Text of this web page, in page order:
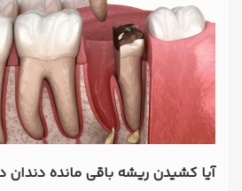
آیا کشیدن ریشه باقی مانده